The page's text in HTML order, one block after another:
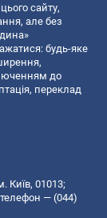
сайту,
але без
будь-яке
до
переклад
Київ, 01013;
— (044)